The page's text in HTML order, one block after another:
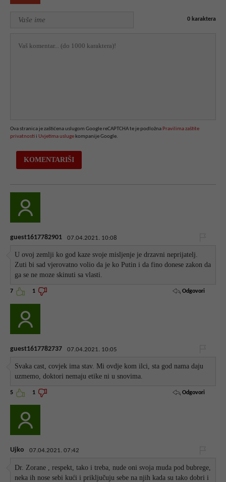
0 karaktera
Ova stranica je zaštićena uslugom Google reCAPTCHA te je podložna Pravilima zaštite
privatnosti i Uvjetima usluge kompanije Google.
guest1617782901 07.04.2021. 10:08
U ovoj zemlji ko god kaze svoje misljenje je drzavni neprijatelj.
Zuti bi sad vjerovatno volio da je ko Putin i da fino donese zakon da
ga se ne moze skinuti sa vlasti.
7 1 Odgovori
guest1617782737 07.04.2021. 10:05
Svaka cast, covjek ima stav. Mi ovdje kom ilci, sta god nama daju
uzmemo, doktori nemaju etike ni u snovima.
5 1 Odgovori
Ujko 07.04.2021. 07:42
Dr. Zorane , respekt, tako i treba, nude oni svoja muda pod bubrege,
neka ih nose sebi kući i priključuju sebe na njih kada su tako dobri i